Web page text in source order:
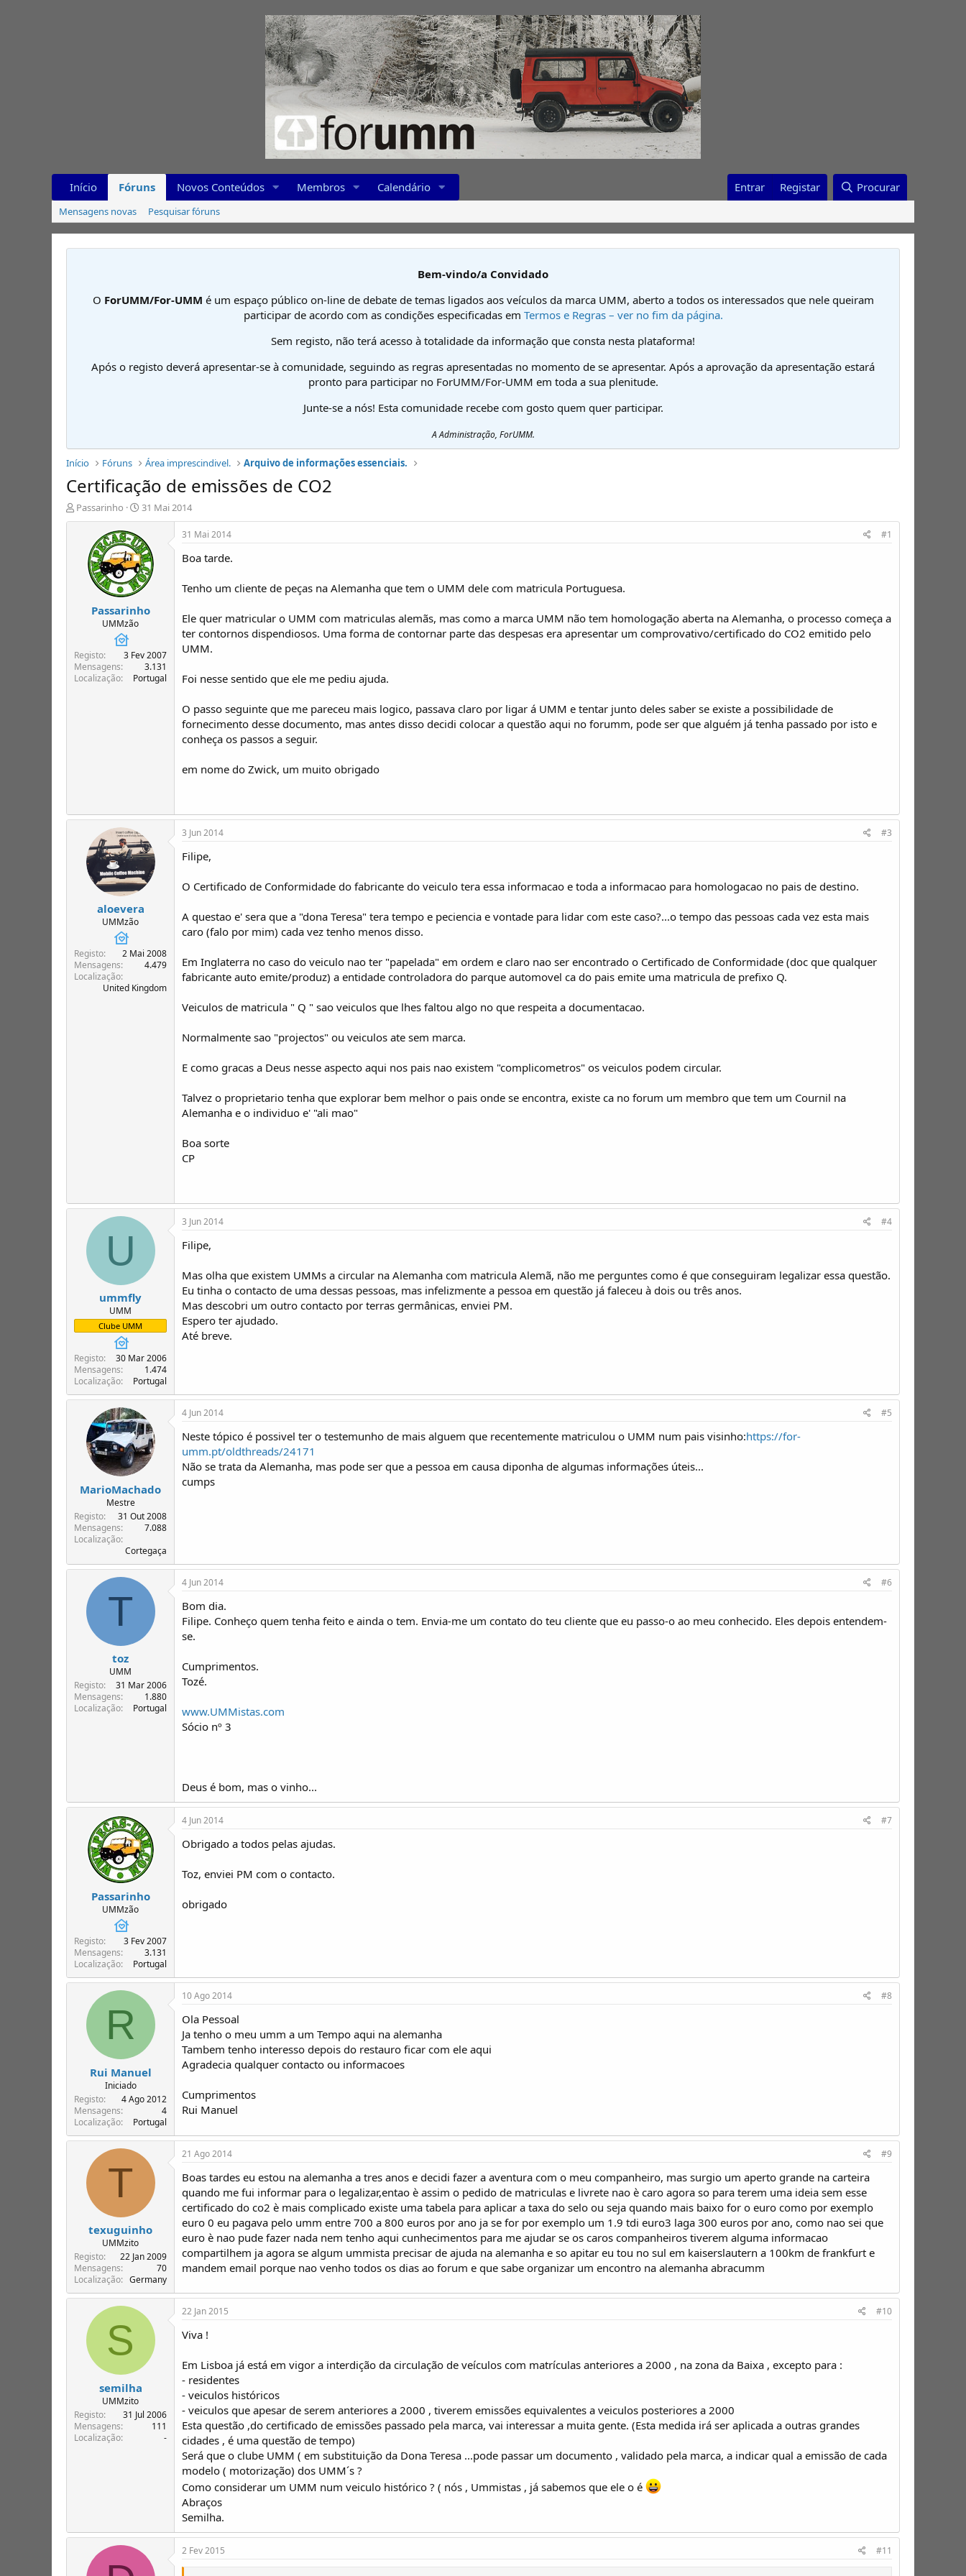
Início Fóruns Novos Conteúdos Membros Calendário Entrar Registar Procurar
Mensagens novas Pesquisar fóruns
Bem-vindo/a Convidado
O ForUMM/For-UMM é um espaço público on-line de debate de temas ligados aos veículos da marca UMM, aberto a todos os interessados que nele queiram
participar de acordo com as condições especificadas em Termos e Regras – ver no fim da página.
Sem registo, não terá acesso à totalidade da informação que consta nesta plataforma!
Após o registo deverá apresentar-se à comunidade, seguindo as regras apresentadas no momento de se apresentar. Após a aprovação da apresentação estará
pronto para participar no ForUMM/For-UMM em toda a sua plenitude.
Junte-se a nós! Esta comunidade recebe com gosto quem quer participar.
A Administração, ForUMM.
Início Fóruns Área imprescindivel. Arquivo de informações essenciais.
Certificação de emissões de CO2
I
n
T
ó
p
Passarinho
D
a
a
d
e
i
í
31 Mai 2014
Passarinho
UMMzão
Registo
3 Fev 2007
Mensagens
3.131
Localização
Portugal
31 Mai 2014 #1
Boa tarde.
Tenho um cliente de peças na Alemanha que tem o UMM dele com matricula Portuguesa.
Ele quer matricular o UMM com matriculas alemãs, mas como a marca UMM não tem homologação aberta na Alemanha, o processo começa a
ter contornos dispendiosos. Uma forma de contornar parte das despesas era apresentar um comprovativo/certificado do CO2 emitido pelo
UMM.
Foi nesse sentido que ele me pediu ajuda.
O passo seguinte que me pareceu mais logico, passava claro por ligar á UMM e tentar junto deles saber se existe a possibilidade de
fornecimento desse documento, mas antes disso decidi colocar a questão aqui no forumm, pode ser que alguém já tenha passado por isto e
conheça os passos a seguir.
em nome do Zwick, um muito obrigado
aloevera
UMMzão
Registo
2 Mai 2008
Mensagens
4.479
Localização
United Kingdom
3 Jun 2014 #3
Filipe,
O Certificado de Conformidade do fabricante do veiculo tera essa informacao e toda a informacao para homologacao no pais de destino.
A questao e' sera que a "dona Teresa" tera tempo e peciencia e vontade para lidar com este caso?...o tempo das pessoas cada vez esta mais
caro (falo por mim) cada vez tenho menos disso.
Em Inglaterra no caso do veiculo nao ter "papelada" em ordem e claro nao ser encontrado o Certificado de Conformidade (doc que qualquer
fabricante auto emite/produz) a entidade controladora do parque automovel ca do pais emite uma matricula de prefixo Q.
Veiculos de matricula " Q " sao veiculos que lhes faltou algo no que respeita a documentacao.
Normalmente sao "projectos" ou veiculos ate sem marca.
E como gracas a Deus nesse aspecto aqui nos pais nao existem "complicometros" os veiculos podem circular.
Talvez o proprietario tenha que explorar bem melhor o pais onde se encontra, existe ca no forum um membro que tem um Cournil na
Alemanha e o individuo e' "ali mao"
Boa sorte
CP
U
ummfly
UMM
Clube UMM
Registo
30 Mar 2006
Mensagens
1.474
Localização
Portugal
3 Jun 2014 #4
Filipe,
Mas olha que existem UMMs a circular na Alemanha com matricula Alemã, não me perguntes como é que conseguiram legalizar essa questão.
Eu tinha o contacto de uma dessas pessoas, mas infelizmente a pessoa em questão já faleceu à dois ou três anos.
Mas descobri um outro contacto por terras germânicas, enviei PM.
Espero ter ajudado.
Até breve.
MarioMachado
Mestre
Registo
31 Out 2008
Mensagens
7.088
Localização
Cortegaça
4 Jun 2014 #5
Neste tópico é possivel ter o testemunho de mais alguem que recentemente matriculou o UMM num pais visinho:https://for-
umm.pt/oldthreads/24171
Não se trata da Alemanha, mas pode ser que a pessoa em causa diponha de algumas informações úteis...
cumps
T
toz
UMM
Registo
31 Mar 2006
Mensagens
1.880
Localização
Portugal
4 Jun 2014 #6
Bom dia.
Filipe. Conheço quem tenha feito e ainda o tem. Envia-me um contato do teu cliente que eu passo-o ao meu conhecido. Eles depois entendem-
se.
Cumprimentos.
Tozé.
www.UMMistas.com
Sócio nº 3
Deus é bom, mas o vinho...
Passarinho
UMMzão
Registo
3 Fev 2007
Mensagens
3.131
Localização
Portugal
4 Jun 2014 #7
Obrigado a todos pelas ajudas.
Toz, enviei PM com o contacto.
obrigado
R
Rui Manuel
Iniciado
Registo
4 Ago 2012
Mensagens
4
Localização
Portugal
10 Ago 2014 #8
Ola Pessoal
Ja tenho o meu umm a um Tempo aqui na alemanha
Tambem tenho interesso depois do restauro ficar com ele aqui
Agradecia qualquer contacto ou informacoes
Cumprimentos
Rui Manuel
T
texuguinho
UMMzito
Registo
22 Jan 2009
Mensagens
70
Localização
Germany
21 Ago 2014 #9
Boas tardes eu estou na alemanha a tres anos e decidi fazer a aventura com o meu companheiro, mas surgio um aperto grande na carteira
quando me fui informar para o legalizar,entao è assim o pedido de matriculas e livrete nao è caro agora so para terem uma ideia sem esse
certificado do co2 è mais complicado existe uma tabela para aplicar a taxa do selo ou seja quando mais baixo for o euro como por exemplo
euro 0 eu pagava pelo umm entre 700 a 800 euros por ano ja se for por exemplo um 1.9 tdi euro3 laga 300 euros por ano, como nao sei que
euro è nao pude fazer nada nem tenho aqui cunhecimentos para me ajudar se os caros companheiros tiverem alguma informacao
compartilhem ja agora se algum ummista precisar de ajuda na alemanha e so apitar eu tou no sul em kaiserslautern a 100km de frankfurt e
mandem email porque nao venho todos os dias ao forum e que sabe organizar um encontro na alemanha abracumm
S
semilha
UMMzito
Registo
31 Jul 2006
Mensagens
111
Localização
-
22 Jan 2015 #10
Viva !
Em Lisboa já está em vigor a interdição da circulação de veículos com matrículas anteriores a 2000 , na zona da Baixa , excepto para :
- residentes
- veiculos históricos
- veiculos que apesar de serem anteriores a 2000 , tiverem emissões equivalentes a veiculos posteriores a 2000
Esta questão ,do certificado de emissões passado pela marca, vai interessar a muita gente. (Esta medida irá ser aplicada a outras grandes
cidades , é uma questão de tempo)
Será que o clube UMM ( em substituição da Dona Teresa ...pode passar um documento , validado pela marca, a indicar qual a emissão de cada
modelo ( motorização) dos UMM´s ?
Como considerar um UMM num veiculo histórico ? ( nós , Ummistas , já sabemos que ele o é
Abraços
Semilha.
2 Fev 2015 #11